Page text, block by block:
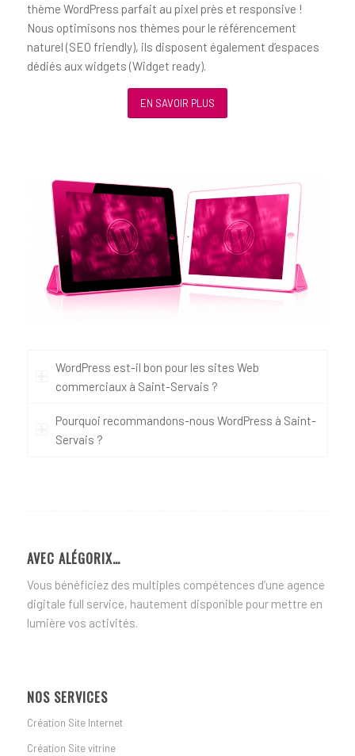
thème WordPress parfait au pixel près et responsive !
Nous optimisons nos thèmes pour le référencement
naturel (SEO friendly), ils disposent également d’espaces
dédiés aux widgets (Widget ready).
EN SAVOIR PLUS
WordPress est-il bon pour les sites Web
commerciaux à Saint-Servais ?
Pourquoi recommandons-nous WordPress à Saint-
Servais ?
AVEC ALÉGORIX…
Vous bénéficiez des multiples compétences d’une agence
digitale full service, hautement disponible pour mettre en
lumière vos activités.
NOS SERVICES
Création Site Internet
Création Site vitrine